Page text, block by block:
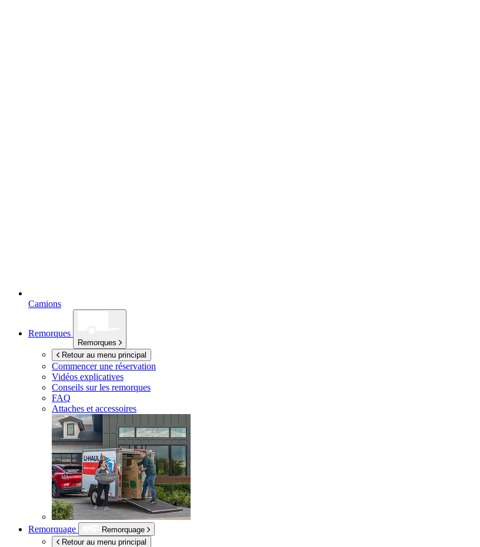
Camions
Remorques
Remorques
Retour au menu principal
Commencer une réservation
Vidéos explicatives
Conseils sur les remorques
FAQ
Attaches et accessoires
Remorquage
Remorquage
Retour au menu principal